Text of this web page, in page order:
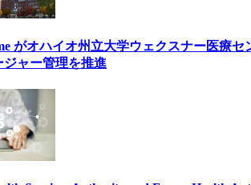
がオハイオ州立大学ウェクスナー医療
ジャー管理を推進